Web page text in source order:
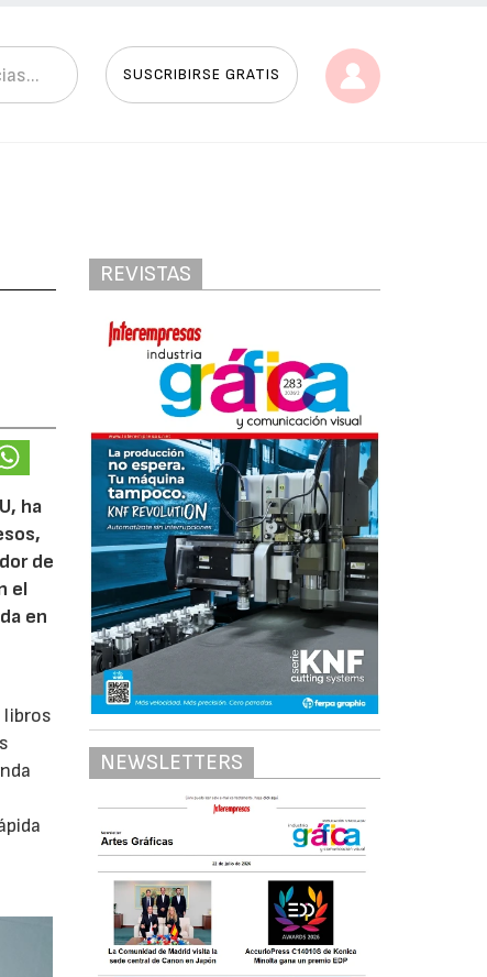
SUSCRIBIRSE GRATIS
ha
de
el
en
libros
REVISTAS
NEWSLETTERS